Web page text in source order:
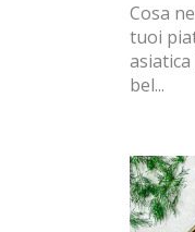
Cosa
tuoi
bel...